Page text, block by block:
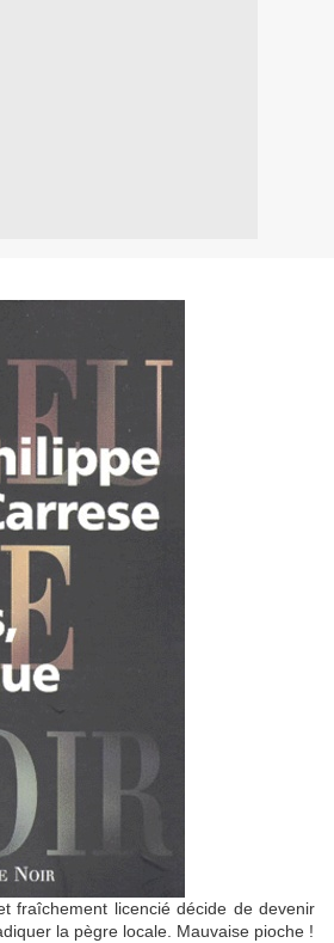
fraîchement licencié décide de devenir
la pègre locale. Mauvaise pioche !